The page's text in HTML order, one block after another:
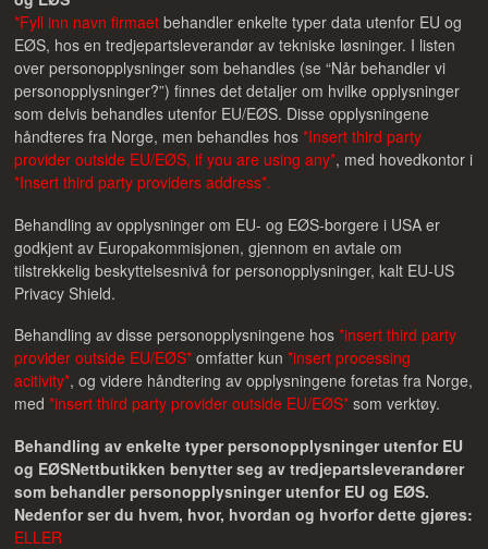
*Fyll inn navn firmaet behandler enkelte typer data utenfor EU og
EØS, hos en tredjepartsleverandør av tekniske løsninger. I listen
over personopplysninger som behandles (se “Når behandler vi
personopplysninger?”) finnes det detaljer om hvilke opplysninger
som delvis behandles utenfor EU/EØS. Disse opplysningene
håndteres fra Norge, men behandles hos*Insert third party
provider outside EU/EØS, if you are using any*, med hovedkontor i
*Insert third party providers address*.
Behandling av opplysninger om EU- og EØS-borgere i USA er
godkjent av Europakommisjonen, gjennom en avtale om
tilstrekkelig beskyttelsesnivå for personopplysninger, kalt EU-US
Privacy Shield.
Behandling av disse personopplysningene hos*insert third party
provider outside EU/EØS* omfatter kun*insert processing
acitivity*, og videre håndtering av opplysningene foretas fra Norge,
med*insert third party provider outside EU/EØS* som verktøy.
Behandling av enkelte typer personopplysninger utenfor EU
og EØSNettbutikken benytter seg av tredjepartsleverandører
som behandler personopplysninger utenfor EU og EØS.
Nedenfor ser du hvem, hvor, hvordan og hvorfor dette gjøres:
ELLER